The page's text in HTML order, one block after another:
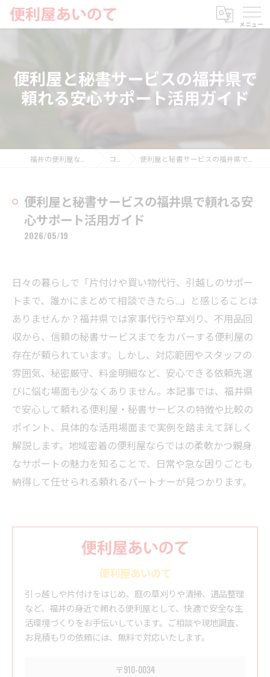
便利屋と秘書サービスの福井県で
頼れる安心サポート活用ガイド
コラム 便利屋と秘書サービスの福井県で頼れる安心サポート活用ガイド
便利屋と秘書サービスの福井県で頼れる安
心サポート活用ガイド
2026/05/19
日々の暮らしで「片付けや買い物代行、引越しのサポー
トまで、誰かにまとめて相談できたら…」と感じることは
ありませんか？福井県では家事代行や草刈り、不用品回
収から、信頼の秘書サービスまでをカバーする便利屋の
存在が頼られています。しかし、対応範囲やスタッフの
雰囲気、秘密厳守、料金明細など、安心できる依頼先選
びに悩む場面も少なくありません。本記事では、福井県
で安心して頼れる便利屋・秘書サービスの特徴や比較の
ポイント、具体的な活用場面まで実例を踏まえて詳しく
解説します。地域密着の便利屋ならではの柔軟かつ親身
なサポートの魅力を知ることで、日常や急な困りごとも
納得して任せられる頼れるパートナーが見つかります。
便利屋あいのて
引っ越しや片付けをはじめ、庭の草刈りや清掃、遺品整理
など、福井の身近で頼れる便利屋として、快適で安全な生
活環境づくりをお手伝いしています。ご相談や現地調査、
お見積もりの依頼には、無料で対応いたします。
〒910-0034